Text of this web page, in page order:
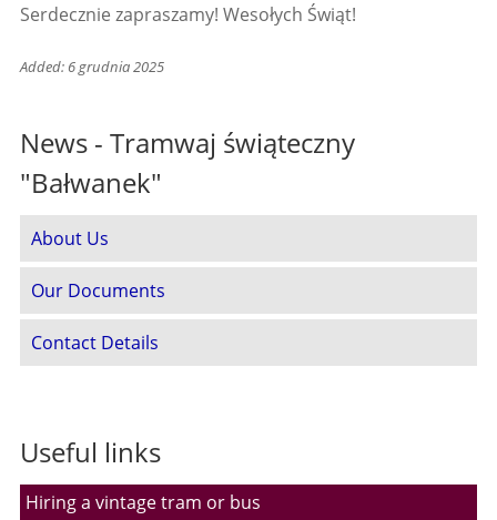
Serdecznie zapraszamy! Wesołych Świąt!
Added: 6 grudnia 2025
News - Tramwaj świąteczny
"Bałwanek"
About Us
Our Documents
Contact Details
Useful links
Hiring a vintage tram or bus